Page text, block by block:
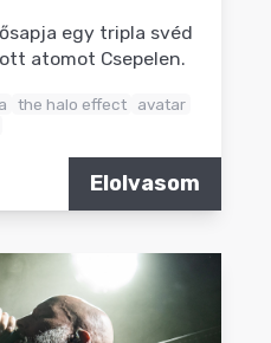
egy tripla svéd
atomot Csepelen.
the halo effect
avatar
Elolvasom